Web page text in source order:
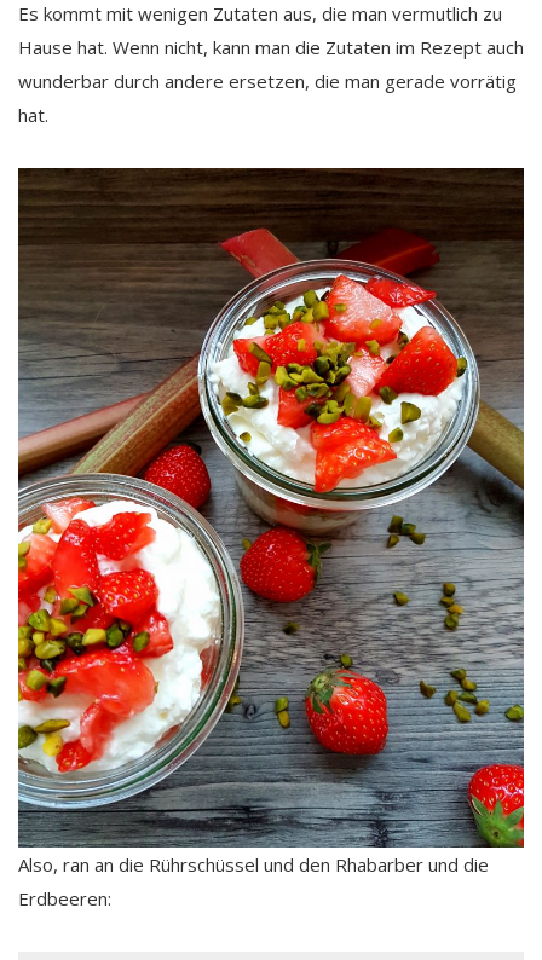
Es kommt mit wenigen Zutaten aus, die man vermutlich zu
Hause hat. Wenn nicht, kann man die Zutaten im Rezept auch
wunderbar durch andere ersetzen, die man gerade vorrätig
hat.
Also, ran an die Rührschüssel und den Rhabarber und die
Erdbeeren: